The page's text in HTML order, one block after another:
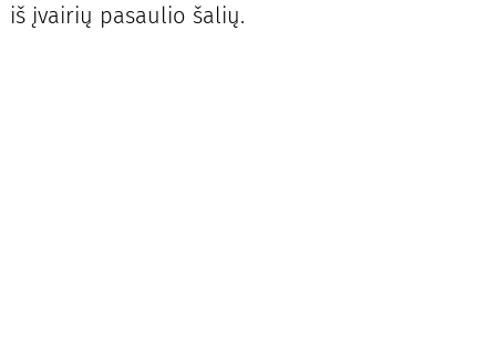
iš įvairių pasaulio šalių.